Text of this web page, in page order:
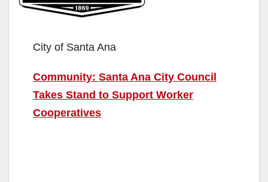
City of Santa Ana
Community: Santa Ana City Council
Takes Stand to Support Worker
Cooperatives